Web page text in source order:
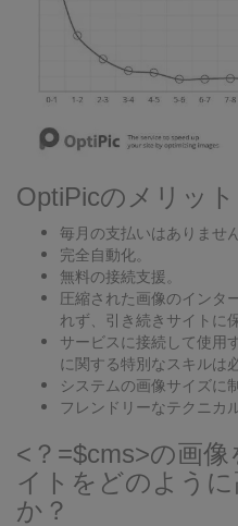
OptiPicのメリット
毎月の支払いはありません
完全自動化。
無料の接続支援。
圧縮された画像のインタ
れず、引き続きサイトに
サービスに接続して使用
に関する特別なスキルは
システムの画像サイズに
フレンドリーなテクニカ
<？=$cms>の画
イトをどのよう
か？